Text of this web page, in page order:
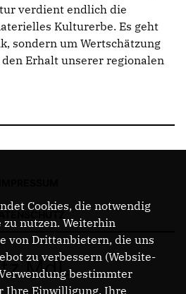
verdient endlich die
Kulturerbe. Es geht
sondern um Wertschätzung
Erhalt unserer regionalen
MdL
Cookies, die notwendig
zu nutzen. Weiterhin
von Drittanbietern, die uns
zu verbessern (Website-
bestimmter
Ihre Einwilligung. Ihre